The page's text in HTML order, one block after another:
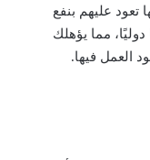
تعود عليهم بنفع
مما يؤهلك
العمل فيها.